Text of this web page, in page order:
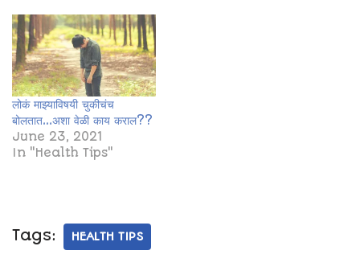
लोकं माझ्याविषयी चुकीचंच
बोलतात…अशा वेळी काय कराल??
June 23, 2021
In "Health Tips"
Tags: HEALTH TIPS